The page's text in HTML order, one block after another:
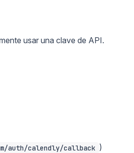
usar una clave de API.
auth/calendly/callback )